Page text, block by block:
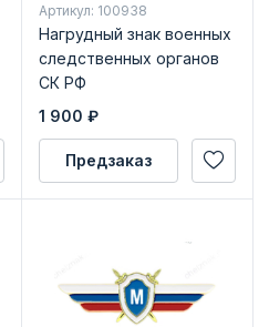
Артикул: 100938
Нагрудный знак военных
следственных органов
СК РФ
«Квалификационный
1 900 ₽
Предзаказ